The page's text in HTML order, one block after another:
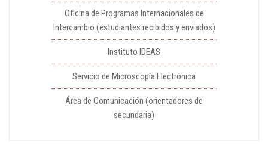
Oficina de Programas Internacionales de
Intercambio (estudiantes recibidos y enviados)
Instituto IDEAS
Servicio de Microscopía Electrónica
Área de Comunicación (orientadores de
secundaria)